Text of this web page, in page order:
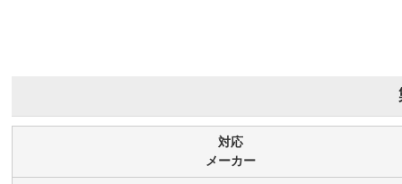
対応
メーカー